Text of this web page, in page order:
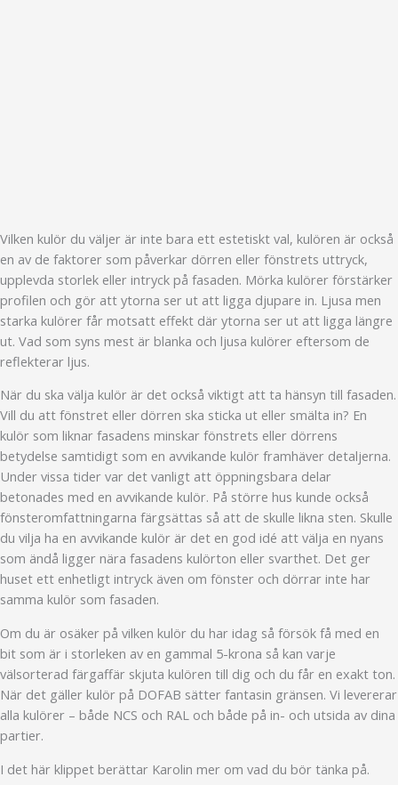
Vilken kulör du väljer är inte bara ett estetiskt val, kulören är också
en av de faktorer som påverkar dörren eller fönstrets uttryck,
upplevda storlek eller intryck på fasaden. Mörka kulörer förstärker
profilen och gör att ytorna ser ut att ligga djupare in. Ljusa men
starka kulörer får motsatt effekt där ytorna ser ut att ligga längre
ut. Vad som syns mest är blanka och ljusa kulörer eftersom de
reflekterar ljus.
När du ska välja kulör är det också viktigt att ta hänsyn till fasaden.
Vill du att fönstret eller dörren ska sticka ut eller smälta in? En
kulör som liknar fasadens minskar fönstrets eller dörrens
betydelse samtidigt som en avvikande kulör framhäver detaljerna.
Under vissa tider var det vanligt att öppningsbara delar
betonades med en avvikande kulör. På större hus kunde också
fönsteromfattningarna färgsättas så att de skulle likna sten. Skulle
du vilja ha en avvikande kulör är det en god idé att välja en nyans
som ändå ligger nära fasadens kulörton eller svarthet. Det ger
huset ett enhetligt intryck även om fönster och dörrar inte har
samma kulör som fasaden.
Om du är osäker på vilken kulör du har idag så försök få med en
bit som är i storleken av en gammal 5-krona så kan varje
välsorterad färgaffär skjuta kulören till dig och du får en exakt ton.
När det gäller kulör på DOFAB sätter fantasin gränsen. Vi levererar
alla kulörer – både NCS och RAL och både på in- och utsida av dina
partier.
I det här klippet berättar Karolin mer om vad du bör tänka på.